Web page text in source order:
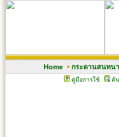
Home• กระดานสนทนา
คู่มือการใช้ ค้